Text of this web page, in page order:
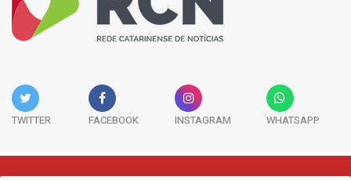
TWITTER FACEBOOK INSTAGRAM WHATSAPP